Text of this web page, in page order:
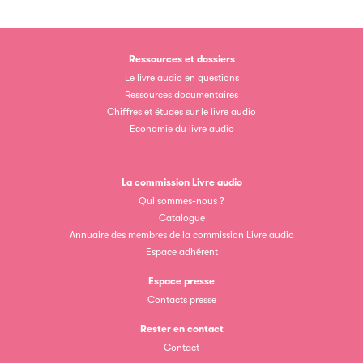
Ressources et dossiers
Le livre audio en questions
Ressources documentaires
Chiffres et études sur le livre audio
Economie du livre audio
La commission Livre audio
Qui sommes-nous ?
Catalogue
Annuaire des membres de la commission Livre audio
Espace adhérent
Espace presse
Contacts presse
Rester en contact
Contact
Clic.EDIt, pour faciliter les échanges informatisés entre
tous les acteurs de la filière de la fabrication de livres.
Les petits champions de la lecture
enfants de CM1 et de CM2.